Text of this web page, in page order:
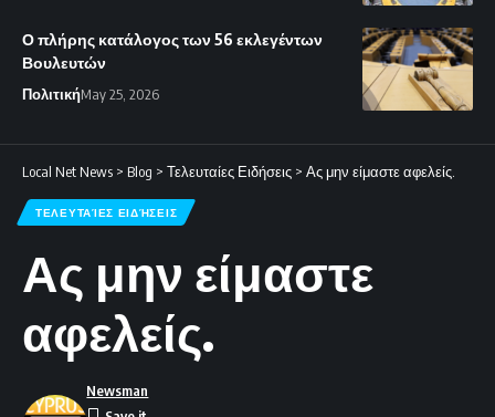
Ο πλήρης κατάλογος των 56 εκλεγέντων
Βουλευτών
ΠολιτικήMay 25, 2026
Local Net News > Blog > Τελευταίες Ειδήσεις > Ας μην είμαστε αφελείς.
ΤΕΛΕΥΤΑΊΕΣ ΕΙΔΉΣΕΙΣ
Ας μην είμαστε
αφελείς.
Newsman